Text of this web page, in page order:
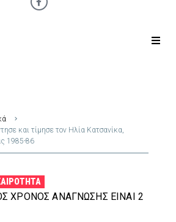
και τίμησε τον Ηλία Κατσανίκα,
1985-86
ΧΡΌΝΟΣ ΑΝΆΓΝΩΣΗΣ ΕΊΝΑΙ 2